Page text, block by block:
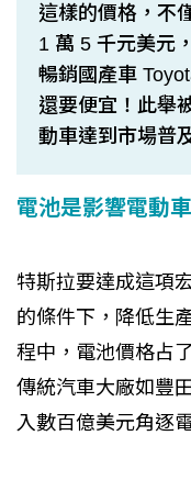
這樣的價格，不
1 萬 5 千元美元
暢銷國產車
還要便宜！此舉
動車達到市場普
電池是影響電動
特斯拉要達成這項
的條件下，降低生
程中，電池價格占
傳統汽車大廠如豐
入數百億美元角逐